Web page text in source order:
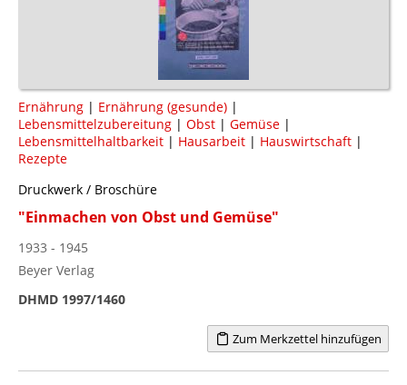
Ernährung | Ernährung (gesunde) |
Lebensmittelzubereitung | Obst | Gemüse |
Lebensmittelhaltbarkeit | Hausarbeit | Hauswirtschaft |
Rezepte
Druckwerk / Broschüre
"Einmachen von Obst und Gemüse"
1933 - 1945
Beyer Verlag
DHMD 1997/1460
Zum Merkzettel hinzufügen